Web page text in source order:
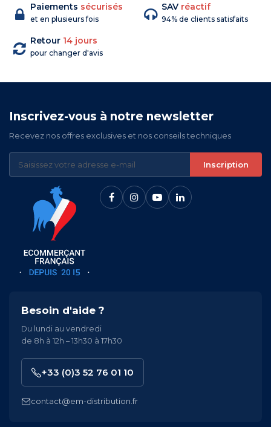
Paiements sécurisés
et en plusieurs fois
SAV réactif
94% de clients satisfaits
Retour 14 jours
pour changer d'avis
Inscrivez-vous à notre newsletter
Recevez nos offres exclusives et nos conseils techniques
Inscription
Besoin d'aide ?
Du lundi au vendredi
de 8h à 12h – 13h30 à 17h30
+33 (0)3 52 76 01 10
contact@em-distribution.fr